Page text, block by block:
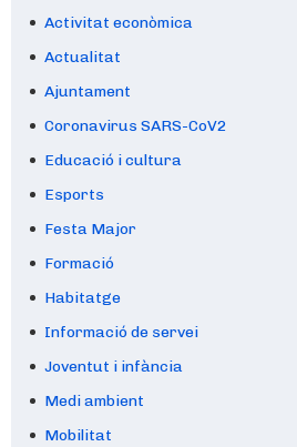
Activitat econòmica
Actualitat
Ajuntament
Coronavirus SARS-CoV2
Educació i cultura
Esports
Festa Major
Formació
Habitatge
Informació de servei
Joventut i infància
Medi ambient
Mobilitat